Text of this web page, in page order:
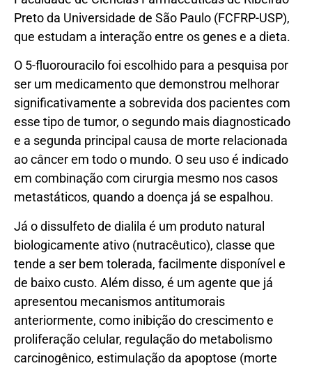
Preto da Universidade de São Paulo (FCFRP-USP),
que estudam a interação entre os genes e a dieta.
O 5-fluorouracilo foi escolhido para a pesquisa por
ser um medicamento que demonstrou melhorar
significativamente a sobrevida dos pacientes com
esse tipo de tumor, o segundo mais diagnosticado
e a segunda principal causa de morte relacionada
ao câncer em todo o mundo. O seu uso é indicado
em combinação com cirurgia mesmo nos casos
metastáticos, quando a doença já se espalhou.
Já o dissulfeto de dialila é um produto natural
biologicamente ativo (nutracêutico), classe que
tende a ser bem tolerada, facilmente disponível e
de baixo custo. Além disso, é um agente que já
apresentou mecanismos antitumorais
anteriormente, como inibição do crescimento e
proliferação celular, regulação do metabolismo
carcinogênico, estimulação da apoptose (morte